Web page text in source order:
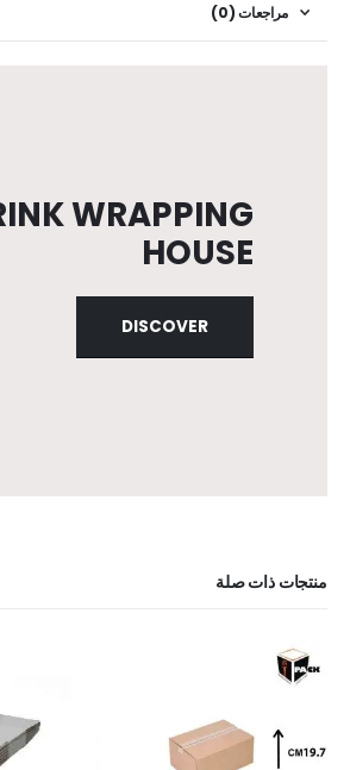
مراجعات (0)
WRAPPING
HOUSE
DISCOVER
منتجات ذات صلة